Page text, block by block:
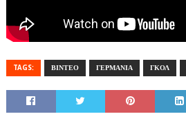
TAGS: ΒΙΝΤΕΟ ΓΕΡΜΑΝΙΑ ΓΚΟΛ